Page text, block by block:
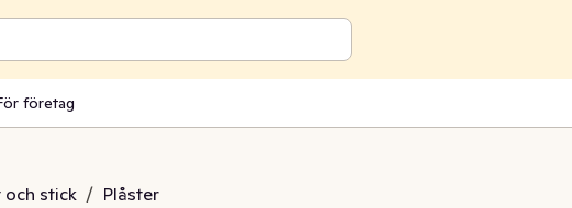
företag
och stick / Plåster